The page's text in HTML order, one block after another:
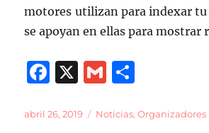
motores utilizan para indexar tu
se apoyan en ellas para mostrar
F
c
X
G
ai m
Publicado
abril 26, 2019 Categorías
Noticias,Organizadores